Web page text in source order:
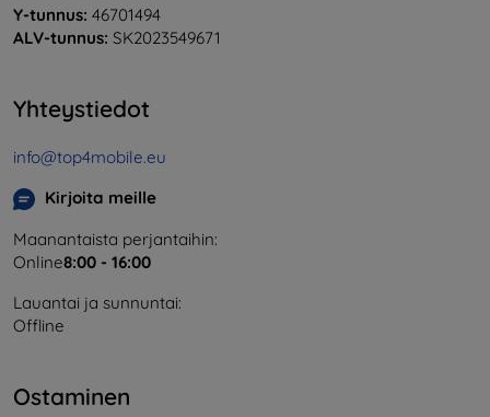
Y-tunnus: 46701494
ALV-tunnus: SK2023549671
Yhteystiedot
info@top4mobile.eu
Kirjoita meille
Maanantaista perjantaihin:
Online8:00 - 16:00
Lauantai ja sunnuntai:
Offline
Ostaminen